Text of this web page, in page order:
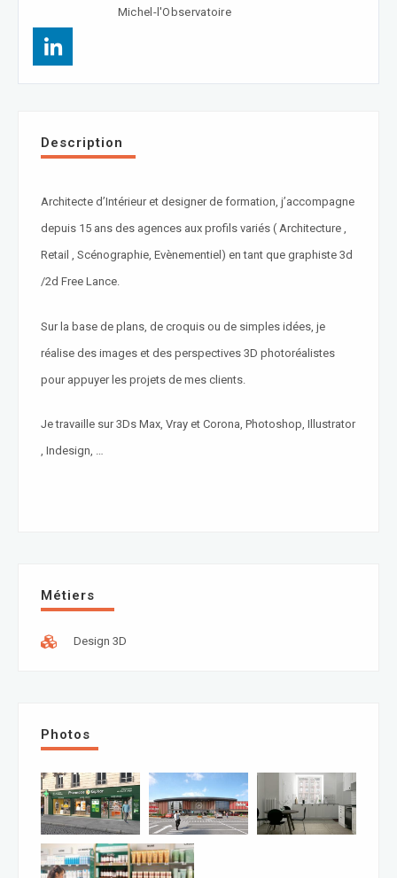
Michel-l'Observatoire
Description
Architecte d’Intérieur et designer de formation, j’accompagne
depuis 15 ans des agences aux profils variés ( Architecture ,
Retail , Scénographie, Evènementiel) en tant que graphiste 3d
/2d Free Lance.
Sur la base de plans, de croquis ou de simples idées, je
réalise des images et des perspectives 3D photoréalistes
pour appuyer les projets de mes clients.
Je travaille sur 3Ds Max, Vray et Corona, Photoshop, Illustrator
, Indesign, …
Métiers
Design 3D
Photos